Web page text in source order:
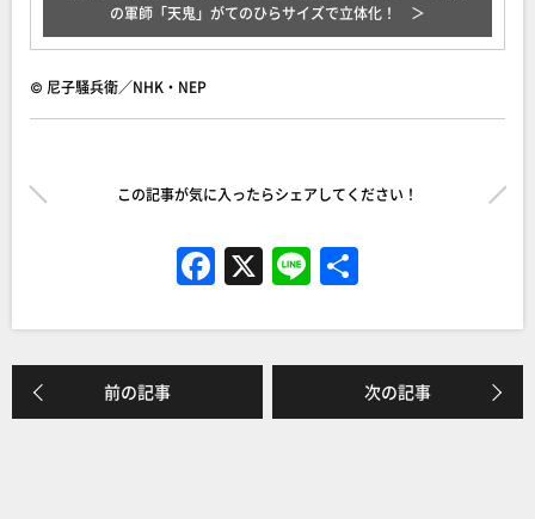
の軍師「天鬼」がてのひらサイズで立体化！
© 尼子騒兵衛／NHK・NEP
この記事が気に入ったらシェアしてください！
F
a
c
e
b
X Li
n
e
前の記事 次の記事